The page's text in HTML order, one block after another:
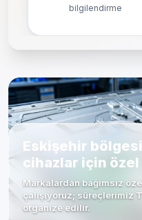
bilgilendirme
Eskişehir
cihazlar için
Markalardan bağımsız
çalışıyoruz; süreçlerimiz
organize edilir.